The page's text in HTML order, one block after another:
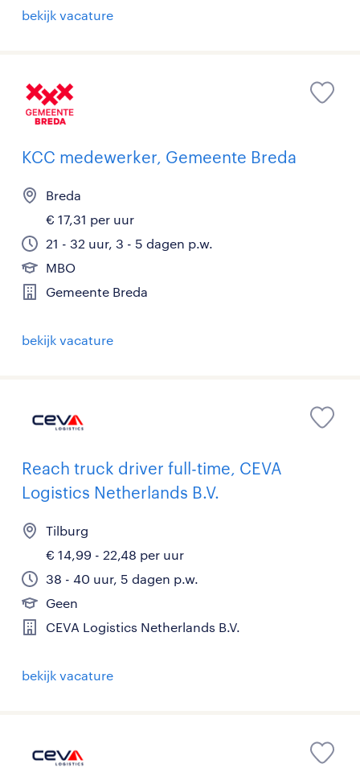
bekijk vacature
KCC medewerker, Gemeente Breda
Breda
€ 17,31 per uur
21 - 32 uur, 3 - 5 dagen p.w.
MBO
Gemeente Breda
bekijk vacature
Reach truck driver full-time, CEVA
Logistics Netherlands B.V.
Tilburg
€ 14,99 - 22,48 per uur
38 - 40 uur, 5 dagen p.w.
Geen
CEVA Logistics Netherlands B.V.
bekijk vacature